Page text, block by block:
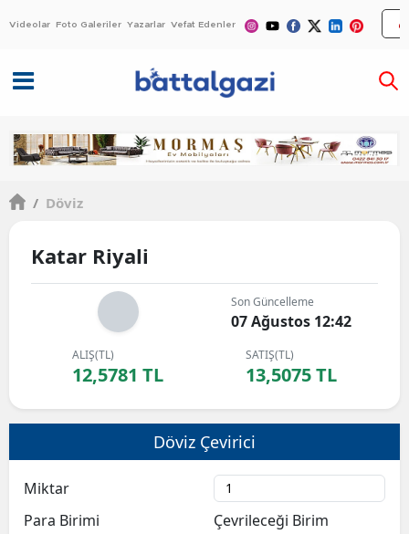
Videolar Foto Galeriler Yazarlar Vefat Edenler
/ Döviz
Katar Riyali
Son Güncelleme
07 Ağustos 12:42
ALIŞ(TL)
12,5781 TL
SATIŞ(TL)
13,5075 TL
Döviz Çevirici
Miktar
Para Birimi
Çevrileceği Birim